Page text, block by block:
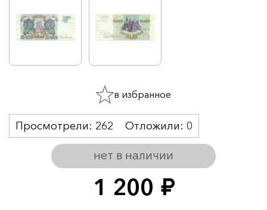
1 200 руб.
нет в наличии
Просмотрели: 262 Отложили: 0
в избранное